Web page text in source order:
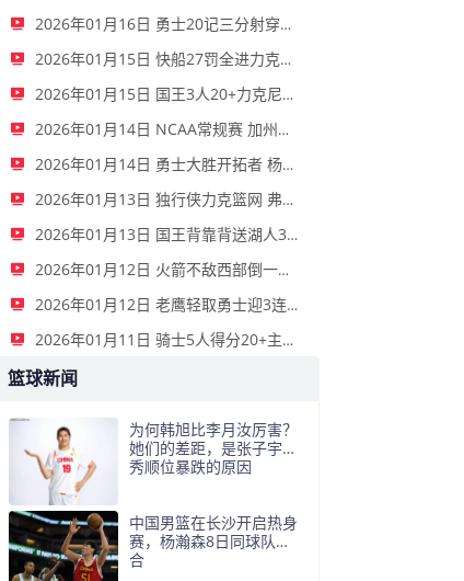
2026年01月16日 勇士20记三分射穿尼克斯！库里27+7 巴特勒32+8 穆迪三分9中7
2026年01月15日 快船27罚全进力克奇才迎来4连胜 哈登22+5+8 伦纳德33分4断
2026年01月15日 国王3人20+力克尼克斯 德罗赞里程碑 威少11助 布伦森伤退
2026年01月14日 NCAA常规赛 加州圣玛丽大学 82 - 68 旧金山大学 全场集锦
2026年01月14日 勇士大胜开拓者 杨瀚森3分2板 巴特勒16+6+5 库里9中2送11助
2026年01月13日 独行侠力克篮网 弗拉格27+5+5 克莱18分 小波特28+9
2026年01月13日 国王背靠背送湖人3连败 东契奇空砍42+7+8+4断 威少22+5+7
2026年01月12日 火箭不敌西部倒一国王遭遇3连败！申京复出19+9 阿门31+13+6
2026年01月12日 老鹰轻取勇士迎3连胜 约翰逊23+11+6 CJ首秀12分 库里31+5
2026年01月11日 骑士5人得分20+主场复仇森林狼 米切尔28+8 爱德华兹25+5
篮球新闻
为何韩旭比李月汝厉害？
她们的差距，是张子宇选
秀顺位暴跌的原因
中国男篮在长沙开启热身
赛，杨瀚森8日同球队会
合